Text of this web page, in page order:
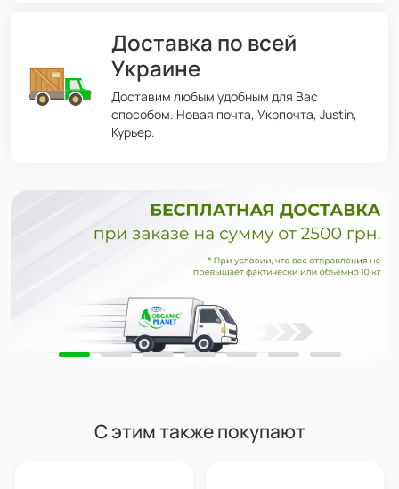
Доставка по всей
Украине
Доставим любым удобным для Вас
способом. Новая почта, Укрпочта, Justin,
Курьер.
С этим также покупают